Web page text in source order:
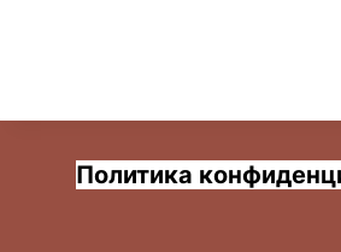
Политика